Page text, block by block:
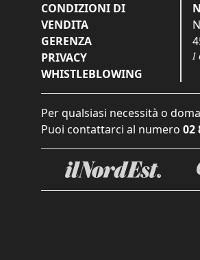
CONDIZIONI DI
VENDITA
GERENZA
PRIVACY
WHISTLEBLOWING
I
Per qualsiasi necessità o
Puoi contattarci al numero 02